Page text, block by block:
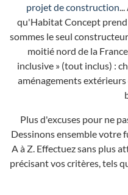
projet de construction
qu'Habitat Concept
sommes le seul
moitié nord de la
inclusive » (tout inclus) :
aménagements
Plus d'excuses pour ne
Dessinons ensemble votre
A à Z. Effectuez sans plus
précisant vos critères, tels